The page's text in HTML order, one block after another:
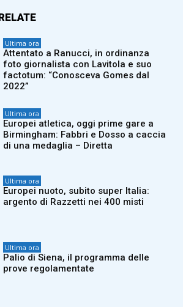
Ultima ora
Attentato a Ranucci, in ordinanza
foto giornalista con Lavitola e suo
factotum: “Conosceva Gomes dal
2022”
Ultima ora
Europei atletica, oggi prime gare a
Birmingham: Fabbri e Dosso a caccia
di una medaglia – Diretta
Ultima ora
Europei nuoto, subito super Italia:
argento di Razzetti nei 400 misti
Ultima ora
Palio di Siena, il programma delle
prove regolamentate